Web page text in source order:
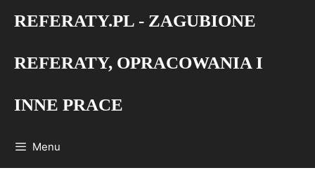
REFERATY.PL - ZAGUBIONE
REFERATY, OPRACOWANIA I
INNE PRACE
Menu